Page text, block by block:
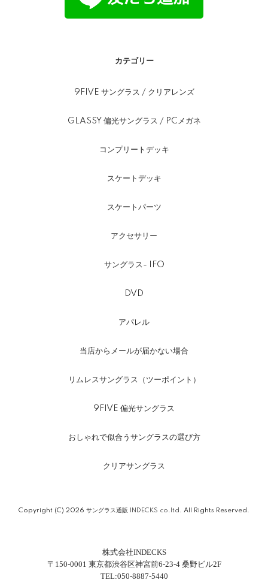
カテゴリー
9FIVE サングラス / クリアレンズ
GLASSY 偏光サングラス / PCメガネ
コンプリートデッキ
スケートデッキ
スケートパーツ
アクセサリー
サングラス- IFO
DVD
アパレル
当店からメールが届かない場合
リムレスサングラス（ツーポイント）
9FIVE 偏光サングラス
おしゃれで似合うサングラスの選び方
クリアサングラス
株式会社INDECKS
〒150-0001 東京都渋谷区神宮前6-23-4 桑野ビル2F
TEL:050-8887-5440
Copyright (C) 2026 サングラス通販 INDECKS co.ltd. All Rights Reserved.